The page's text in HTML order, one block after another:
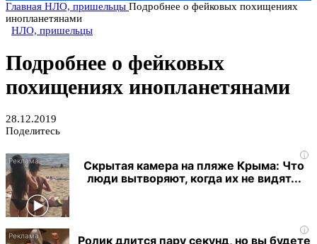
Главная НЛО, пришельцы Подробнее о фейковых похищениях
инопланетянами
НЛО, пришельцы
Подробнее о фейковых
похищениях инопланетянами
28.12.2019
Поделитесь
i
Скрытая камера на пляже Крыма: Что
люди вытворяют, когда их не видят...
i
Ролик длится пару секунд, но вы будете